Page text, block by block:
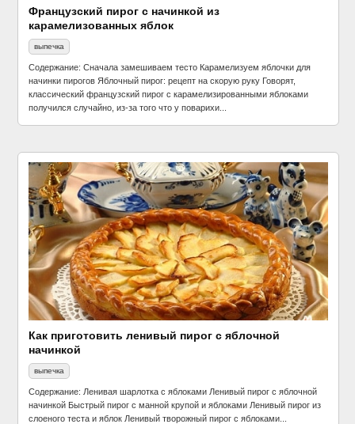
Французский пирог с начинкой из
карамелизованных яблок
выпечка
Содержание: Сначала замешиваем тесто Карамелизуем яблочки для
начинки пирогов Яблочный пирог: рецепт на скорую руку Говорят,
классический французский пирог с карамелизированными яблоками
получился случайно, из-за того что у поварихи...
Как приготовить ленивый пирог с яблочной
начинкой
выпечка
Содержание: Ленивая шарлотка с яблоками Ленивый пирог с яблочной
начинкой Быстрый пирог с манной крупой и яблоками Ленивый пирог из
слоеного теста и яблок Ленивый творожный пирог с яблоками...